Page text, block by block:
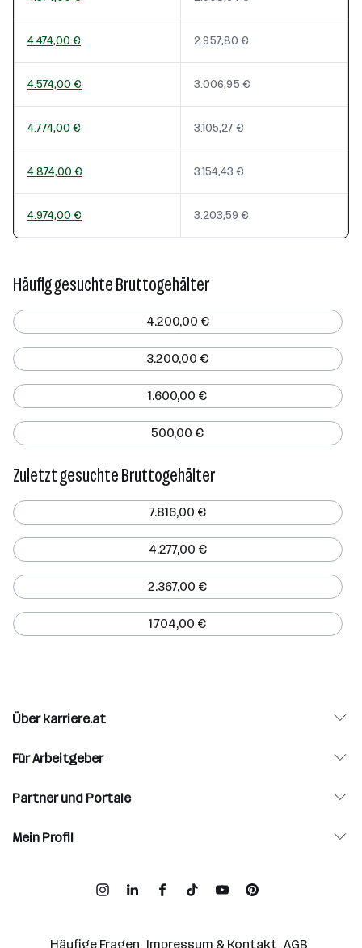
4.474,00 € 2.957,80 €
4.574,00 € 3.006,95 €
4.774,00 € 3.105,27 €
4.874,00 € 3.154,43 €
4.974,00 € 3.203,59 €
Häufig gesuchte Bruttogehälter
4.200,00 €
3.200,00 €
1.600,00 €
500,00 €
Zuletzt gesuchte Bruttogehälter
7.816,00 €
4.277,00 €
2.367,00 €
1.704,00 €
Über karriere.at
Für Arbeitgeber
Partner und Portale
Mein Profil
Häufige Fragen Impressum & Kontakt AGB